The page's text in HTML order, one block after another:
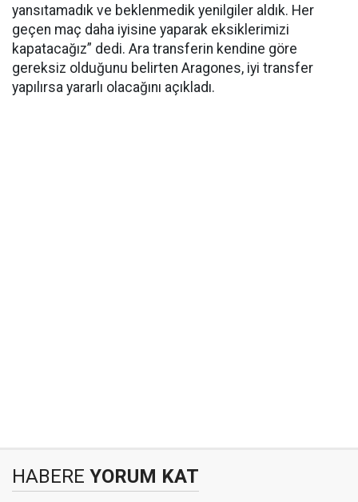
yansıtamadık ve beklenmedik yenilgiler aldık. Her
geçen maç daha iyisine yaparak eksiklerimizi
kapatacağız” dedi. Ara transferin kendine göre
gereksiz olduğunu belirten Aragones, iyi transfer
yapılırsa yararlı olacağını açıkladı.
HABERE YORUM KAT